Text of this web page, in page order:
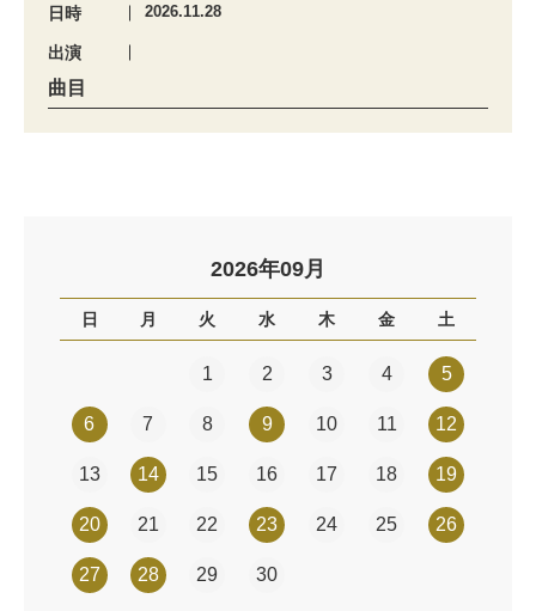
日時 2026.11.28
出演
曲目
2026年09月
日 月 火 水 木 金 土
1 2 3 4 5
6 7 8 9 10 11 12
13 14 15 16 17 18 19
20 21 22 23 24 25 26
27 28 29 30